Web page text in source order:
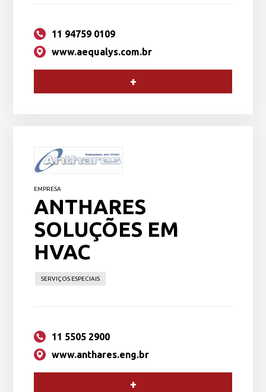
11 94759 0109
www.aequalys.com.br
+
EMPRESA
ANTHARES
SOLUÇÕES EM
HVAC
SERVIÇOS ESPECIAIS
11 5505 2900
www.anthares.eng.br
+